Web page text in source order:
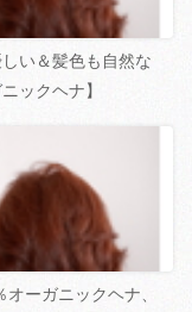
い＆髪色も自然な
ニックヘナ】
オーガニックヘナ、